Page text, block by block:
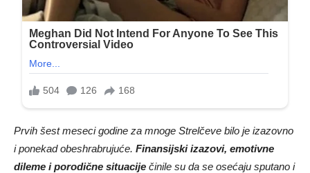
Prvih šest meseci godine za mnoge Strelčeve bilo je izazovno
i ponekad obeshrabrujuće. Finansijski izazovi, emotivne
dileme i porodične situacije činile su da se osećaju sputano i